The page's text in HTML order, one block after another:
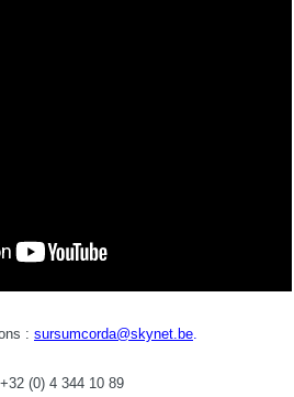
: sursumcorda@skynet.be
(0) 4 344 10 89